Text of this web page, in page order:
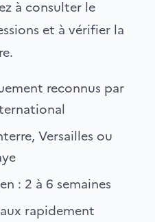
à consulter le
et à vérifier la
reconnus par
Versailles ou
: 2 à 6 semaines
rapidement